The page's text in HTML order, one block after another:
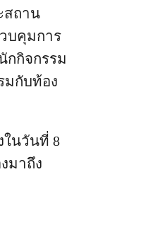
สถาน
บคุมการ
กกิจกรรม
มกับท้อง
ในวันที่ 8
มาถึง